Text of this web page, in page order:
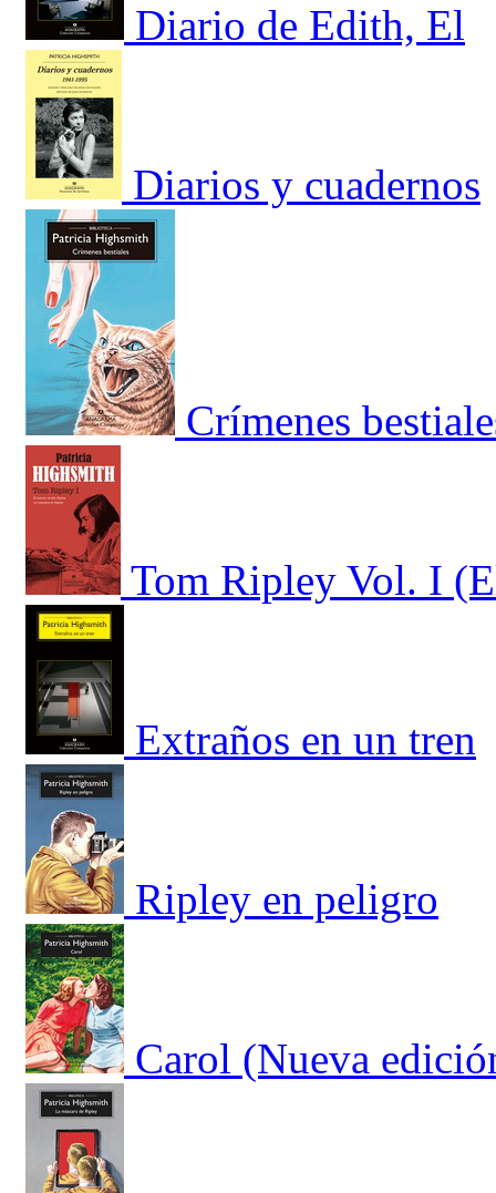
Diario de Edith, El
Diarios y cuadernos
Crímenes
Tom Ripley Vol. I
Extraños en un tren
Ripley en peligro
Carol (Nueva